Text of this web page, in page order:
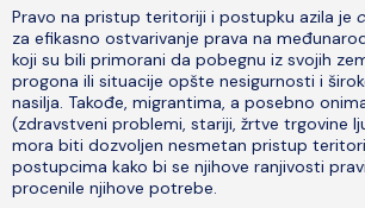
Pravo na pristup teritoriji i postupku azila je
za efikasno ostvarivanje prava na
koji su bili primorani da pobegnu iz svojih
progona ili situacije opšte nesigurnosti i
nasilja. Takođe, migrantima, a posebno
(zdravstveni problemi, stariji, žrtve trgovine
mora biti dozvoljen nesmetan pristup
postupcima kako bi se njihove ranjivosti
procenile njihove potrebe.